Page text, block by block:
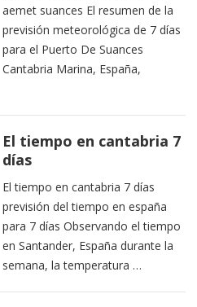
aemet suances El resumen de la
previsión meteorológica de 7 días
para el Puerto De Suances
Cantabria Marina, España,
El tiempo en cantabria 7
días
El tiempo en cantabria 7 días
previsión del tiempo en españa
para 7 días Observando el tiempo
en Santander, España durante la
semana, la temperatura …